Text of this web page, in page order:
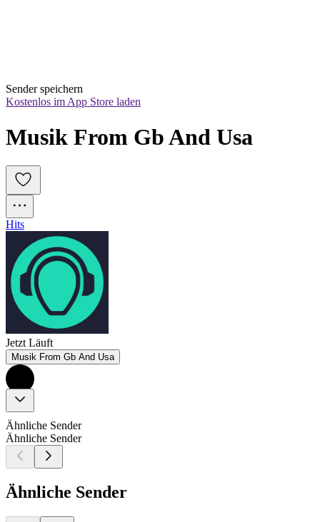
Sender speichern
Kostenlos im App Store laden
Musik From Gb And Usa
Hits
Jetzt Läuft
Musik From Gb And Usa
Ähnliche Sender
Ähnliche Sender
Ähnliche Sender